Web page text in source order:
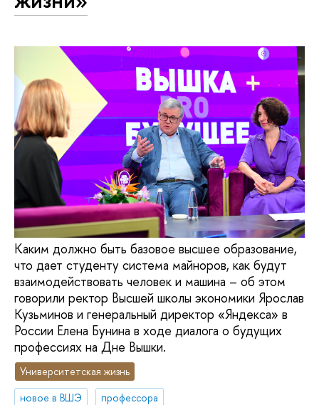
Каким должно быть базовое высшее образование,
что дает студенту система майноров, как будут
взаимодействовать человек и машина – об этом
говорили ректор Высшей школы экономики Ярослав
Кузьминов и генеральный директор «Яндекса» в
России Елена Бунина в ходе диалога о будущих
профессиях на Дне Вышки.
Университетская жизнь
новое в ВШЭ
профессора